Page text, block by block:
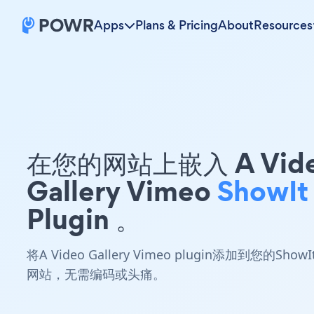
Apps Plans & PricingAboutResources
在您的网站上嵌入 A
Gallery VimeoShowIt
Plugin 。
将A Video Gallery Vimeo plugin添加到您的
网站，无需编码或头痛。